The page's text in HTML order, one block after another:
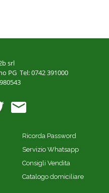
srl
PG Tel: 0742 391000
Ricorda Password
Servizio Whatsapp
Consigli Vendita
Catalogo domiciliare